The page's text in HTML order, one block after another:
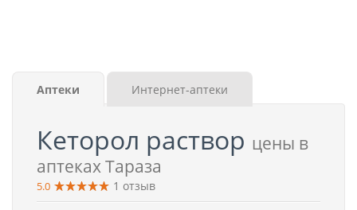
Аптеки Интернет-аптеки
Кеторол раствор цены в
аптеках Тараза
5.0 1 отзыв